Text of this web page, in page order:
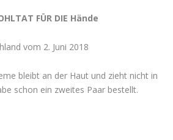
FÜR DIE Hände
vom 2. Juni 2018
bleibt an der Haut und zieht nicht in
schon ein zweites Paar bestellt.